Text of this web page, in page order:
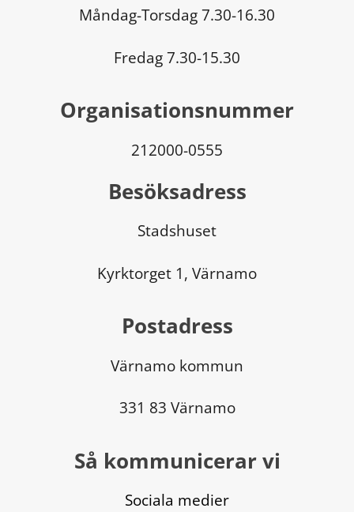
Måndag-Torsdag 7.30-16.30
Fredag 7.30-15.30
Organisationsnummer
212000-0555
Besöksadress
Stadshuset
Kyrktorget 1, Värnamo
Postadress
Värnamo kommun
331 83 Värnamo
Så kommunicerar vi
Sociala medier